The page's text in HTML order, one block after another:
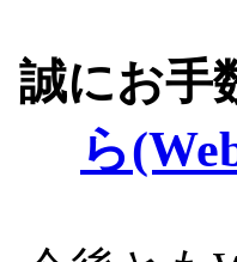
誠にお手
ら